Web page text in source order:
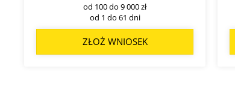
od 100 do 9 000 zł
od 1 do 61 dni
ZŁOŻ WNIOSEK